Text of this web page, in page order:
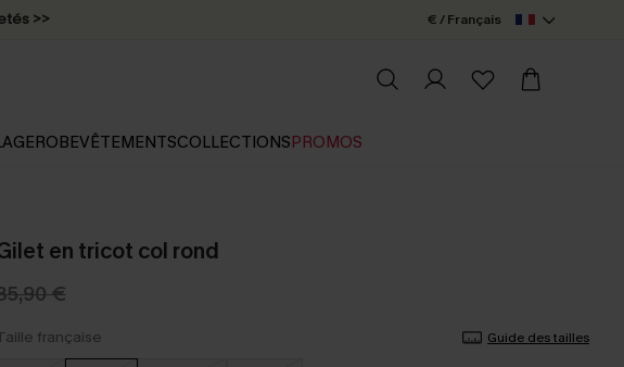
>> € / Français
ROBEVÊTEMENTSCOLLECTIONSPROMOS
en tricot col rond
€
française Guide des tailles